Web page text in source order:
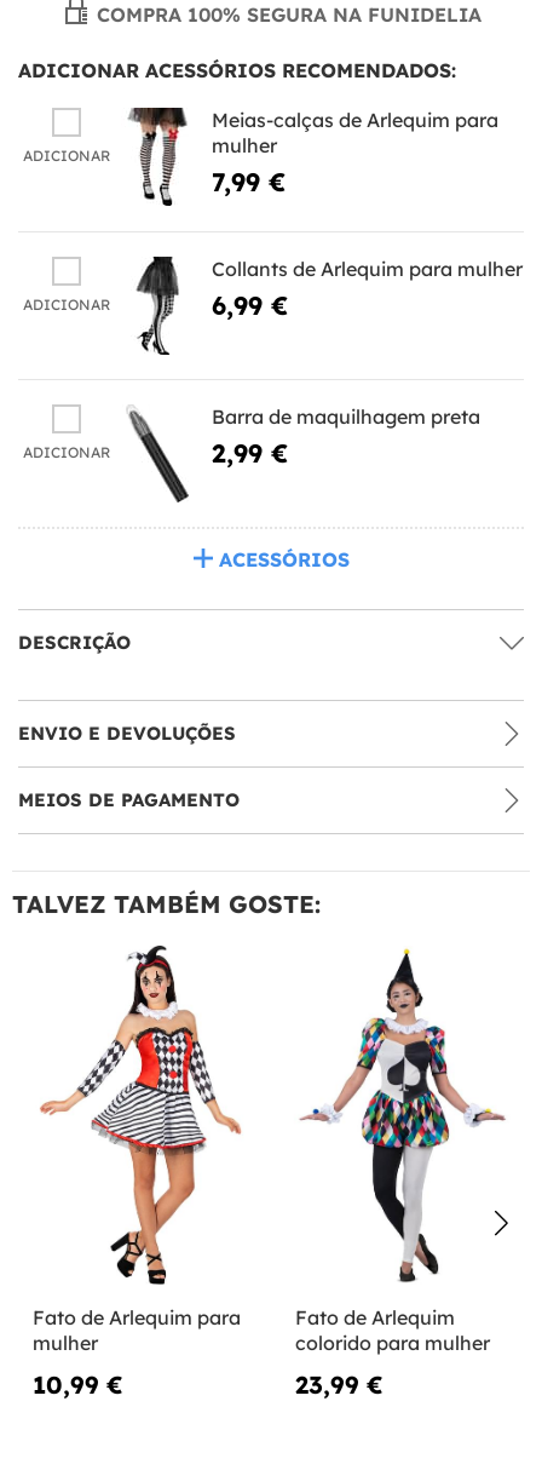
COMPRA 100% SEGURA NA FUNIDELIA
ADICIONAR ACESSÓRIOS RECOMENDADOS:
ADICIONAR
Meias-calças de Arlequim para
mulher
7,99 €
ADICIONAR
Collants de Arlequim para mulher
6,99 €
ADICIONAR
Barra de maquilhagem preta
2,99 €
ACESSÓRIOS
DESCRIÇÃO
ENVIO E DEVOLUÇÕES
MEIOS DE PAGAMENTO
TALVEZ TAMBÉM GOSTE:
Fato de Arlequim para
mulher
10,99 €
Fato de Arlequim
colorido para mulher
23,99 €